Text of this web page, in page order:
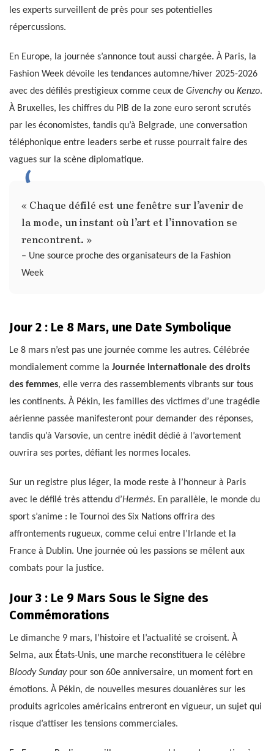
les experts surveillent de près pour ses potentielles
répercussions.
En Europe, la journée s’annonce tout aussi chargée. À Paris, la
Fashion Week dévoile les tendances automne/hiver 2025-2026
avec des défilés prestigieux comme ceux de Givenchyou Kenzo.
À Bruxelles, les chiffres du PIB de la zone euro seront scrutés
par les économistes, tandis qu’à Belgrade, une conversation
téléphonique entre leaders serbe et russe pourrait faire des
vagues sur la scène diplomatique.
« Chaque défilé est une fenêtre sur l’avenir de
la mode, un instant où l’art et l’innovation se
rencontrent. »
– Une source proche des organisateurs de la Fashion
Week
Jour 2 : Le 8 Mars, une Date Symbolique
Le 8 mars n’est pas une journée comme les autres. Célébrée
mondialement comme la Journée internationale des droits
des femmes, elle verra des rassemblements vibrants sur tous
les continents. À Pékin, les familles des victimes d’une tragédie
aérienne passée manifesteront pour demander des réponses,
tandis qu’à Varsovie, un centre inédit dédié à l’avortement
ouvrira ses portes, défiant les normes locales.
Sur un registre plus léger, la mode reste à l’honneur à Paris
avec le défilé très attendu d’Hermès. En parallèle, le monde du
sport s’anime : le Tournoi des Six Nations offrira des
affrontements rugueux, comme celui entre l’Irlande et la
France à Dublin. Une journée où les passions se mêlent aux
combats pour la justice.
Jour 3 : Le 9 Mars Sous le Signe des
Commémorations
Le dimanche 9 mars, l’histoire et l’actualité se croisent. À
Selma, aux États-Unis, une marche reconstituera le célèbre
Bloody Sundaypour son 60e anniversaire, un moment fort en
émotions. À Pékin, de nouvelles mesures douanières sur les
produits agricoles américains entreront en vigueur, un sujet qui
risque d’attiser les tensions commerciales.